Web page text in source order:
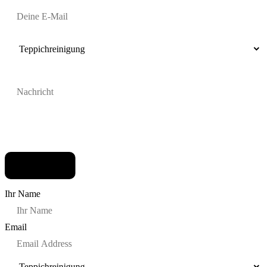
Ihr Name
Email